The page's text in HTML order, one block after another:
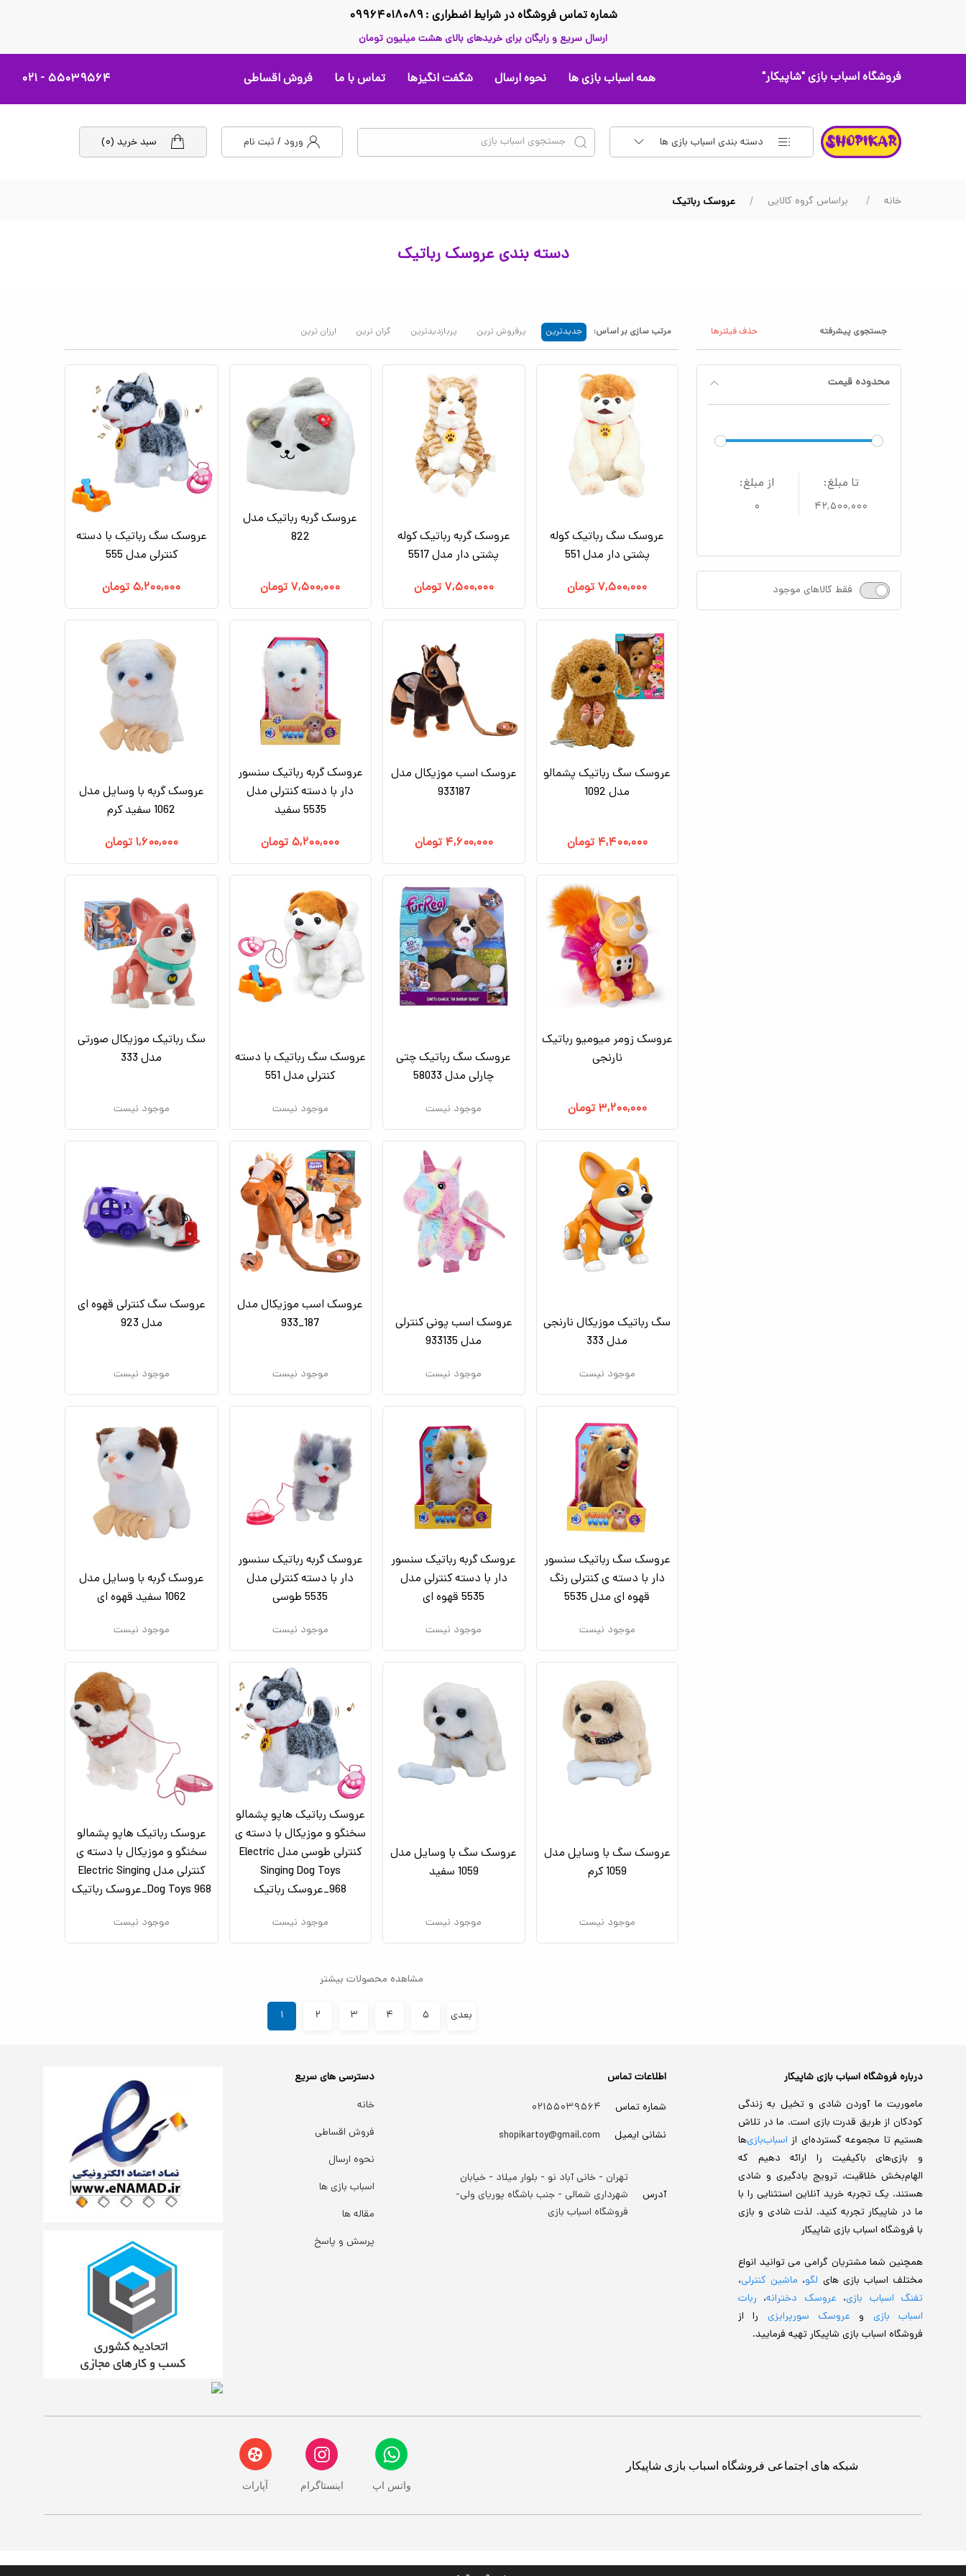
شماره تماس فروشگاه در شرایط اضطراری : ۰۹۹۶۴۰۱۸۰۸۹
ارسال سریع و رایگان برای خریدهای بالای هشت میلیون تومان
فروشگاه اسباب بازی"شاپیکار" همه اسباب بازی ها نحوه ارسال شگفت انگیزها تماس با ما فروش اقساطی ۵۵۰۳۹۵۶۴ - ۰۲۱
دسته بندی اسباب بازی ها ورود / ثبت نام سبد خرید (۰)
خانه براساس گروه کالایی عروسک رباتیک
دسته بندی عروسک رباتیک
جستجوی پیشرفته حذف فیلترها
محدوده قیمت
از مبلغ:
۰
تا مبلغ:
۴۲,۵۰۰,۰۰۰
فقط کالاهای موجود
مرتب سازی بر اساس: جدیدترین پرفروش ترین پربازدیدترین گران ترین ارزان ترین
عروسک سگ رباتیک کوله
پشتی دار مدل 551
۷,۵۰۰,۰۰۰تومان
عروسک گربه رباتیک کوله
پشتی دار مدل 5517
۷,۵۰۰,۰۰۰ تومان
عروسک گربه رباتیک مدل
822
۷,۵۰۰,۰۰۰تومان
عروسک سگ رباتیک با دسته
کنترلی مدل 555
۵,۲۰۰,۰۰۰تومان
عروسک سگ رباتیک پشمالو
مدل 1092
۴,۴۰۰,۰۰۰ تومان
عروسک اسب موزیکال مدل
933187
۴,۶۰۰,۰۰۰ تومان
عروسک گربه رباتیک سنسور
دار با دسته کنترلی مدل
5535 سفید
۵,۲۰۰,۰۰۰تومان
عروسک گربه با وسایل مدل
1062 سفید کرم
۱,۶۰۰,۰۰۰ تومان
عروسک زومر میومیو رباتیک
نارنجی
۳,۲۰۰,۰۰۰ تومان
عروسک سگ رباتیک چتی
چارلی مدل 58033
موجود نیست
عروسک سگ رباتیک با دسته
کنترلی مدل 551
موجود نیست
سگ رباتیک موزیکال صورتی
مدل 333
موجود نیست
سگ رباتیک موزیکال نارنجی
مدل 333
موجود نیست
عروسک اسب پونی کنترلی
مدل 933135
موجود نیست
عروسک اسب موزیکال مدل
187_933
موجود نیست
عروسک سگ کنترلی قهوه ای
مدل 923
موجود نیست
عروسک سگ رباتیک سنسور
دار با دسته ی کنترلی رنگ
قهوه ای مدل 5535
موجود نیست
عروسک گربه رباتیک سنسور
دار با دسته کنترلی مدل
5535 قهوه ای
موجود نیست
عروسک گربه رباتیک سنسور
دار با دسته کنترلی مدل
5535 طوسی
موجود نیست
عروسک گربه با وسایل مدل
1062 سفید قهوه ای
موجود نیست
عروسک سگ با وسایل مدل
1059 کرم
موجود نیست
عروسک سگ با وسایل مدل
1059 سفید
موجود نیست
عروسک رباتیک هاپو پشمالو
سخنگو و موزیکال با دسته ی
کنترلی طوسی مدل Electric
Singing Dog Toys
968_عروسک رباتیک
موجود نیست
عروسک رباتیک هاپو پشمالو
سخنگو و موزیکال با دسته ی
کنترلی مدل Electric Singing
Dog Toys 968_عروسک رباتیک
موجود نیست
مشاهده محصولات بیشتر
۱ ۲ ۳ ۴ ۵ بعدی
درباره فروشگاه اسباب بازی شاپیکار
ماموریت ما آوردن شادی و تخیل به زندگی
کودکان از طریق قدرت بازی است. ما در تلاش
هستیم تا مجموعه گسترده‌ای از اسباب‌بازی‌ها
و بازی‌های باکیفیت را ارائه دهیم که
الهام‌بخش خلاقیت، ترویج یادگیری و شادی
هستند. یک تجربه خرید آنلاین استثنایی را با
ما در شاپیکار تجربه کنید. لذت شادی و بازی
با فروشگاه اسباب بازی شاپیکار
همچنین شما مشتریان گرامی می توانید انواع
مختلف اسباب بازی های لگو، ماشین کنترلی،
تفنگ اسباب بازی، عروسک دخترانه، ربات
اسباب بازی و عروسک سورپرایزی را از
فروشگاه اسباب بازی شاپیکار تهیه فرمایید.
اطلاعات تماس
شماره تماس
۰۲۱۵۵۰۳۹۵۶۴
نشانی ایمیل
shopikartoy@gmail.com
آدرس
تهران - خانی آباد نو - بلوار میلاد - خیابان
شهرداری شمالی - جنب باشگاه پوریای ولی-
فروشگاه اسباب بازی
دسترسی های سریع
خانه
فروش اقساطی
نحوه ارسال
اسباب بازی ها
مقاله ها
پرسش و پاسخ
شبکه های اجتماعی فروشگاه اسباب بازی شاپیکار
واتس اپ اینستاگرام آپارات